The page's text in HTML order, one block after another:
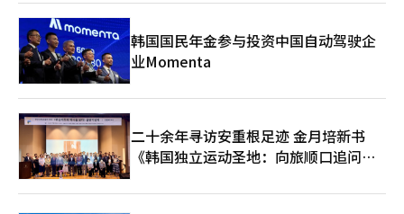
韩国国民年金参与投资中国自动驾驶企
业Momenta
二十余年寻访安重根足迹 金月培新书
《韩国独立运动圣地：向旅顺口追问历